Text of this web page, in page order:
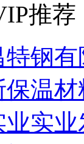
推荐
钢
温
业实